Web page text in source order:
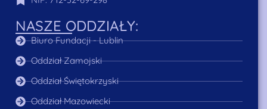
NASZE ODDZIAŁY:
Biuro Fundacji - Lublin
Oddział Zamojski
Oddział Świętokrzyski
Oddział Mazowiecki